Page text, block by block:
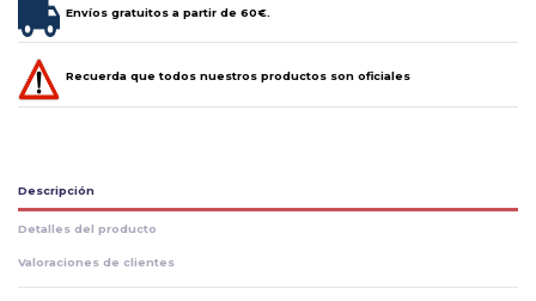
Envíos gratuitos a partir de 60€.
Recuerda que todos nuestros productos son oficiales
Descripción
Detalles del producto
Valoraciones de clientes